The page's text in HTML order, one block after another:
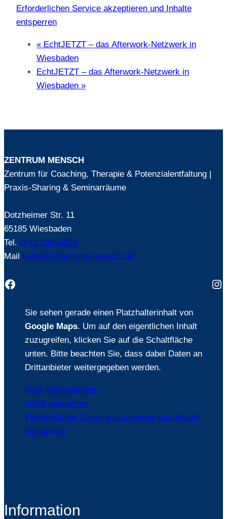
Erforderlichen Service akzeptieren und Inhalte
entsperren
« EchtJETZT – das Afterwork-Netzwerk in
Wiesbaden
EchtJETZT – das Afterwork-Netzwerk in
Wiesbaden »
ZENTRUM MENSCH
Zentrum für Coaching, Therapie & Potenzialentfaltung |
Praxis-Sharing & Seminarräume
Dotzheimer Str. 11
65185 Wiesbaden
Tel. 0611-16850358
Mail kontakt@zentrum-mensch.de
Facebook
Sie sehen gerade einen Platzhalterinhalt von
Google Maps. Um auf den eigentlichen Inhalt
zuzugreifen, klicken Sie auf die Schaltfläche
unten. Bitte beachten Sie, dass dabei Daten an
Drittanbieter weitergegeben werden.
Mehr Informationen
Inhalt entsperren
Erforderlichen Service akzeptieren und Inhalte
entsperren
Information